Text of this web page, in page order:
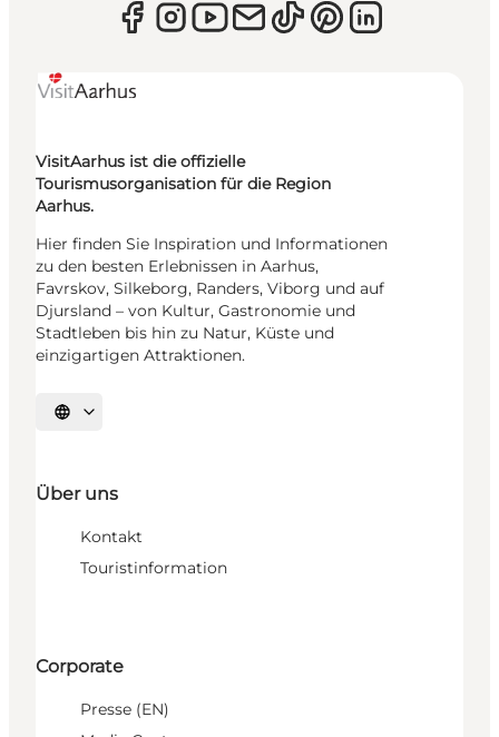
VisitAarhus ist die offizielle
Tourismusorganisation für die Region
Aarhus.
Hier finden Sie Inspiration und Informationen
zu den besten Erlebnissen in Aarhus,
Favrskov, Silkeborg, Randers, Viborg und auf
Djursland – von Kultur, Gastronomie und
Stadtleben bis hin zu Natur, Küste und
einzigartigen Attraktionen.
Sprache auswählen
Über uns
Kontakt
Touristinformation
Corporate
Presse (EN)